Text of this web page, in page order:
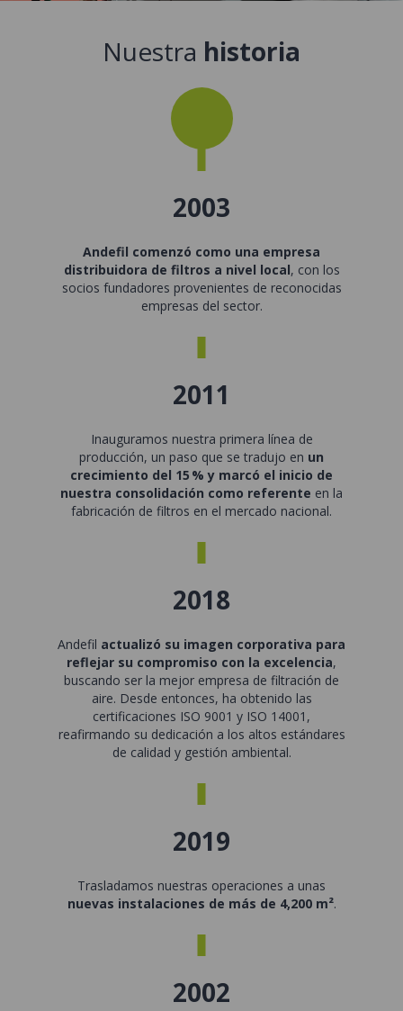
Nuestra historia
2003
Andefil comenzó como una empresa
distribuidora de filtros a nivel local, con los
socios fundadores provenientes de reconocidas
empresas del sector.
2011
Inauguramos nuestra primera línea de
producción, un paso que se tradujo en un
crecimiento del 15 % y marcó el inicio de
nuestra consolidación como referente en la
fabricación de filtros en el mercado nacional.
2018
Andefil actualizó su imagen corporativa para
reflejar su compromiso con la excelencia,
buscando ser la mejor empresa de filtración de
aire. Desde entonces, ha obtenido las
certificaciones ISO 9001 y ISO 14001,
reafirmando su dedicación a los altos estándares
de calidad y gestión ambiental.
2019
Trasladamos nuestras operaciones a unas
nuevas instalaciones de más de 4,200 m².
2002